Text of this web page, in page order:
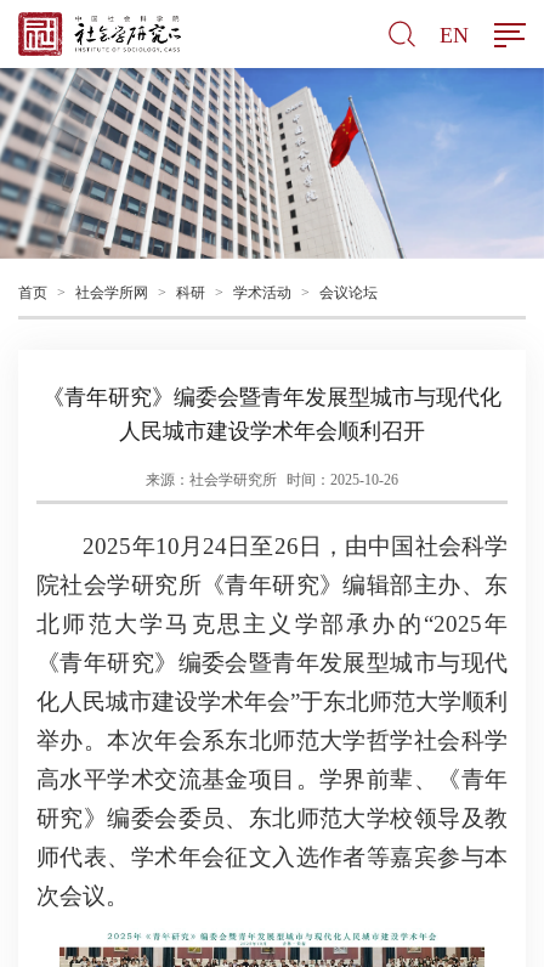
EN
首页 > 社会学所网 > 科研 > 学术活动 > 会议论坛
《青年研究》编委会暨青年发展型城市与现代化
人民城市建设学术年会顺利召开
来源：社会学研究所 时间：2025-10-26
2025年10月24日至26日，由中国社会科学
院社会学研究所《青年研究》编辑部主办、东
北师范大学马克思主义学部承办的“2025年
《青年研究》编委会暨青年发展型城市与现代
化人民城市建设学术年会”于东北师范大学顺利
举办。本次年会系东北师范大学哲学社会科学
高水平学术交流基金项目。学界前辈、《青年
研究》编委会委员、东北师范大学校领导及教
师代表、学术年会征文入选作者等嘉宾参与本
次会议。